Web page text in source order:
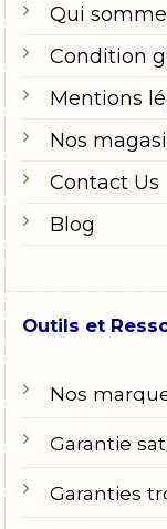
Qui
Condition
Mentions
Nos
Contact Us
Blog
Outils et
Nos
Garantie
Garanties